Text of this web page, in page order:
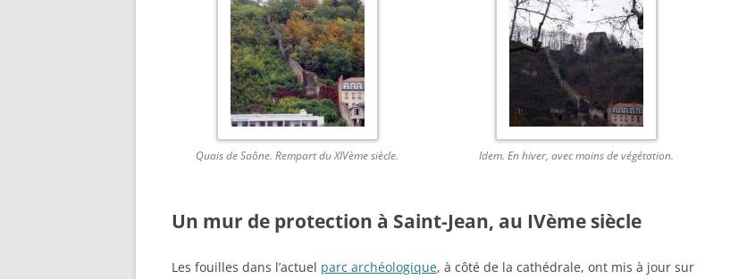
Quais de Saône. Rempart du XIVème siècle. Idem. En hiver, avec moins de végétation.
Un mur de protection à Saint-Jean, au IVème siècle
Les fouilles dans l’actuel parc archéologique, à côté de la cathédrale, ont mis à jour sur